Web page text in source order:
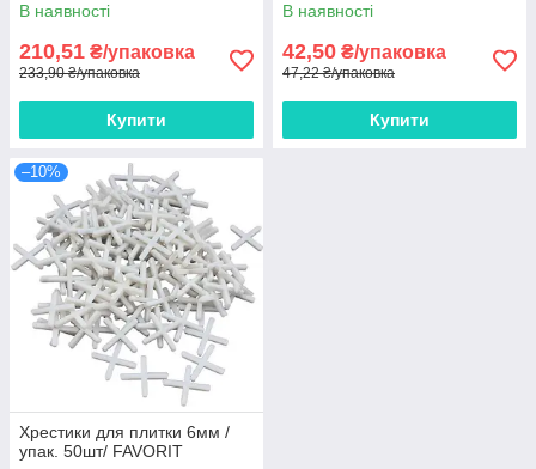
В наявності
210,51 ₴/упаковка
233,90 ₴/упаковка
Купити
В наявності
42,50 ₴/упаковка
47,22 ₴/упаковка
Купити
–10%
Хрестики для плитки 6мм /
упак. 50шт/ FAVORIT